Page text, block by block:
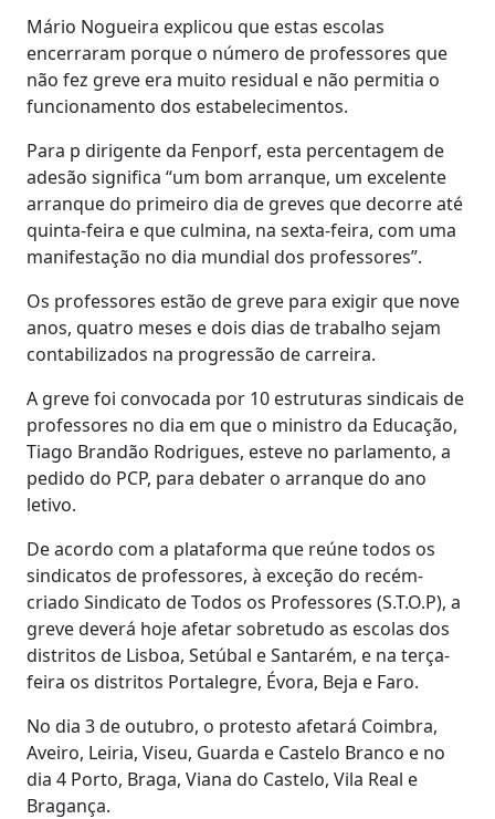
Mário Nogueira explicou que estas escolas
encerraram porque o número de professores que
não fez greve era muito residual e não permitia o
funcionamento dos estabelecimentos.
Para p dirigente da Fenporf, esta percentagem de
adesão significa “um bom arranque, um excelente
arranque do primeiro dia de greves que decorre até
quinta-feira e que culmina, na sexta-feira, com uma
manifestação no dia mundial dos professores”.
Os professores estão de greve para exigir que nove
anos, quatro meses e dois dias de trabalho sejam
contabilizados na progressão de carreira.
A greve foi convocada por 10 estruturas sindicais de
professores no dia em que o ministro da Educação,
Tiago Brandão Rodrigues, esteve no parlamento, a
pedido do PCP, para debater o arranque do ano
letivo.
De acordo com a plataforma que reúne todos os
sindicatos de professores, à exceção do recém-
criado Sindicato de Todos os Professores (S.T.O.P), a
greve deverá hoje afetar sobretudo as escolas dos
distritos de Lisboa, Setúbal e Santarém, e na terça-
feira os distritos Portalegre, Évora, Beja e Faro.
No dia 3 de outubro, o protesto afetará Coimbra,
Aveiro, Leiria, Viseu, Guarda e Castelo Branco e no
dia 4 Porto, Braga, Viana do Castelo, Vila Real e
Bragança.